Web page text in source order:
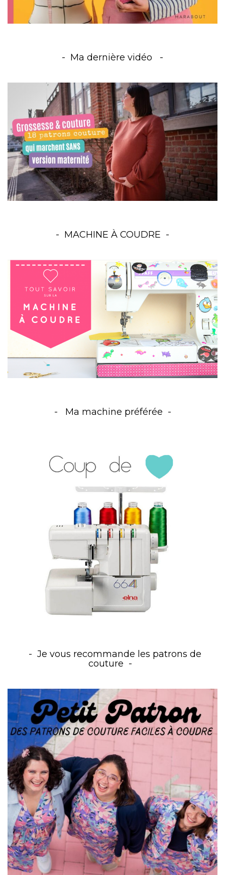
Ma dernière vidéo
MACHINE À COUDRE
Ma machine préférée
Je vous recommande les patrons de
couture